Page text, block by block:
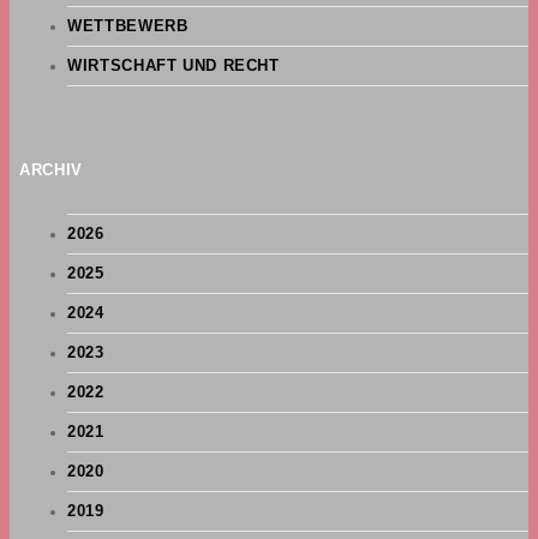
WETTBEWERB
WIRTSCHAFT UND RECHT
ARCHIV
2026
2025
2024
2023
2022
2021
2020
2019